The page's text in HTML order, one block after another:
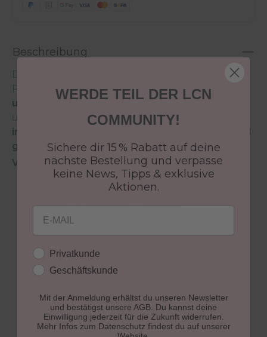
Beschreibung
Die innovative Hightech Formel des LCN Nail
Polish sorgt fürbrillante Farbergebnisse mit
ultraglänzenden Spiegel- Reflexen und
überzeugt durch eine schnelle Trocknung
intensive Deckkraft
streifenfreie und
gleichmäßige Farbschicht.
Vorteile des LCN Nail Polish:
gleichmäßige und streifenfreie Farbschicht
dank neuem Profi-Präzisionspinsel
intensiv leuchtende Deckkraft
ultraglänzende Spiegel-Reflexe
vergilbungsfrei
extrem langanhaltend
brillante Farbergebnisse
7 free*
vegan
WERDE TEIL DER LCN
COMMUNITY!
Sichere dir 15 % Rabatt auf deine
nächste Bestellung und verpasse
keine News, Tipps & exklusive
Aktionen.
Email
Kundengruppe
Privatkunde
Geschäftskunde
Mit der Anmeldung erhältst du unseren Newsletter
und bestätigst unsere AGB. Du kannst deine
Einwilligung jederzeit für die Zukunft widerrufen.
Mehr Infos zum Datenschutz findest du auf unserer